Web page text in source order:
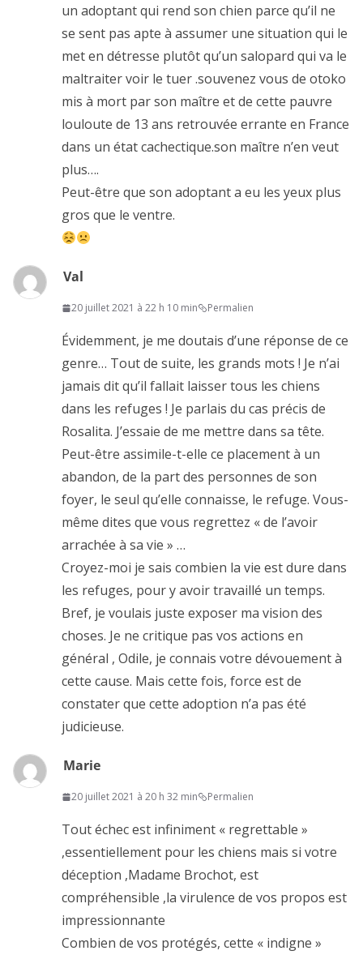
un adoptant qui rend son chien parce qu’il ne
se sent pas apte à assumer une situation qui le
met en détresse plutôt qu’un salopard qui va le
maltraiter voir le tuer .souvenez vous de otoko
mis à mort par son maître et de cette pauvre
louloute de 13 ans retrouvée errante en France
dans un état cachectique.son maître n’en veut
plus….
Peut-être que son adoptant a eu les yeux plus
gros que le ventre.
Val
20 juillet 2021 à 22 h 10 min Permalien
Évidemment, je me doutais d’une réponse de ce
genre… Tout de suite, les grands mots ! Je n’ai
jamais dit qu’il fallait laisser tous les chiens
dans les refuges ! Je parlais du cas précis de
Rosalita. J’essaie de me mettre dans sa tête.
Peut-être assimile-t-elle ce placement à un
abandon, de la part des personnes de son
foyer, le seul qu’elle connaisse, le refuge. Vous-
même dites que vous regrettez « de l’avoir
arrachée à sa vie » …
Croyez-moi je sais combien la vie est dure dans
les refuges, pour y avoir travaillé un temps.
Bref, je voulais juste exposer ma vision des
choses. Je ne critique pas vos actions en
général , Odile, je connais votre dévouement à
cette cause. Mais cette fois, force est de
constater que cette adoption n’a pas été
judicieuse.
Marie
20 juillet 2021 à 20 h 32 min Permalien
Tout échec est infiniment « regrettable »
,essentiellement pour les chiens mais si votre
déception ,Madame Brochot, est
compréhensible ,la virulence de vos propos est
impressionnante
Combien de vos protégés, cette « indigne »